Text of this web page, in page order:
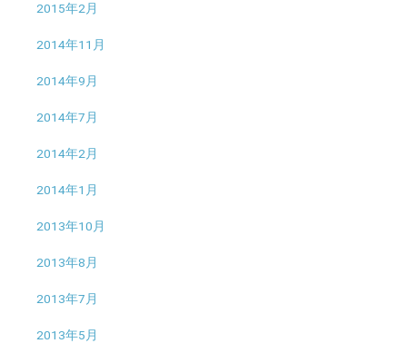
2015年2月
2014年11月
2014年9月
2014年7月
2014年2月
2014年1月
2013年10月
2013年8月
2013年7月
2013年5月